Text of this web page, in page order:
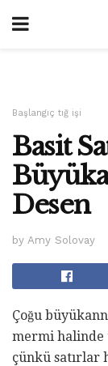
Başlangıç ​​tığ işi
Basit
Desen
by Amy Solovay
Çoğu
mermi halinde
çünkü satırlar